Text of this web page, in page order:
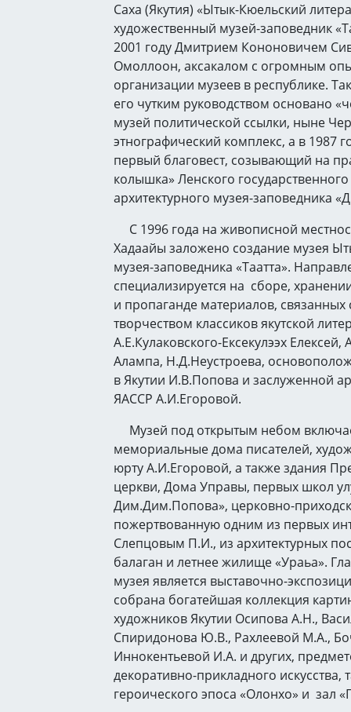
Саха (Якутия) «Ытык-Кюельский
художественный музей-заповедник
2001 году Дмитрием Кононовичем
Омоллоон, аксакалом с огромным
организации музеев в республике.
его чутким руководством основано
музей политической ссылки, ныне
этнографический комплекс, а в 1987
первый благовест, созывающий на
колышка» Ленского
архитектурного музея-заповедника
С 1996 года на живописной
Хадаайы заложено создание музея
музея-заповедника «Таатта».
специализируется на сборе,
и пропаганде материалов,
творчеством классиков якутской
А.Е.Кулаковского-Ексекулээх
Алампа, Н.Д.Неустроева,
в Якутии И.В.Попова и заслуженной
ЯАССР А.И.Егоровой.
Музей под открытым небом
мемориальные дома писателей,
юрту А.И.Егоровой, а также здания
церкви, Дома Управы, первых школ
Дим.Дим.Попова», церковно-
пожертвованную одним из первых
Слепцовым П.И., из архитектурных
балаган и летнее жилище «Ураьа».
музея является выставочно-
собрана богатейшая коллекция
художников Якутии Осипова А.Н.,
Спиридонова Ю.В., Рахлеевой М.А.,
Иннокентьевой И.А. и других,
декоративно-прикладного искусства,
героического эпоса «Олонхо» и зал